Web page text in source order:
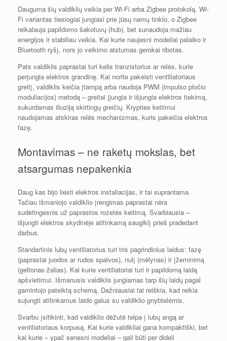
Dauguma šių valdiklių veikia per Wi-Fi arba Zigbee protokolą. Wi-
Fi variantas tiesiogiai jungiasi prie jūsų namų tinklo, o Zigbee
reikalauja papildomo šakotuvų (hub), bet sunaudoja mažiau
energijos ir stabiliau veikia. Kai kurie naujesni modeliai palaiko ir
Bluetooth ryšį, nors jo veikimo atstumas gerokai ribotas.
Pats valdiklis paprastai turi kelis tranzistorius ar relės, kurie
perjungia elektros grandinę. Kai norite pakeisti ventiliatoriaus
greitį, valdiklis keičia įtampą arba naudoja PWM (impulso pločio
moduliacijos) metodą – greitai įjungia ir išjungia elektros tiekimą,
sukurdamas iliuziją skirtingų greičių. Krypties keitimui
naudojamas atskiras relės mechanizmas, kuris pakeičia elektros
fazę.
Montavimas – ne raketų mokslas, bet
atsargumas nepakenkia
Daug kas bijo liesti elektros instaliacijas, ir tai suprantama.
Tačiau išmaniojo valdiklio įrengimas paprastai nėra
sudėtingesnis už paprastos rozetės keitimą. Svarbiausia –
išjungti elektros skydinėje atitinkamą saugiklį prieš pradedant
darbus.
Standartinis lubų ventiliatorius turi tris pagrindinius laidus: fazę
(paprastai juodos ar rudos spalvos), nulį (mėlynas) ir įžeminimą
(geltonas-žalias). Kai kurie ventiliatoriai turi ir papildomą laidą
apšvietimui. Išmanusis valdiklis jungiamas tarp šių laidų pagal
gamintojo pateiktą schemą. Dažniausiai tai reiškia, kad reikia
sujungti atitinkamus laido galus su valdiklio gnybtelėmis.
Svarbu įsitikinti, kad valdiklio dėžutė telpa į lubų angą ar
ventiliatoriaus korpusą. Kai kurie valdikliai gana kompaktiški, bet
kai kurie – ypač senesni modeliai – gali būti per dideli